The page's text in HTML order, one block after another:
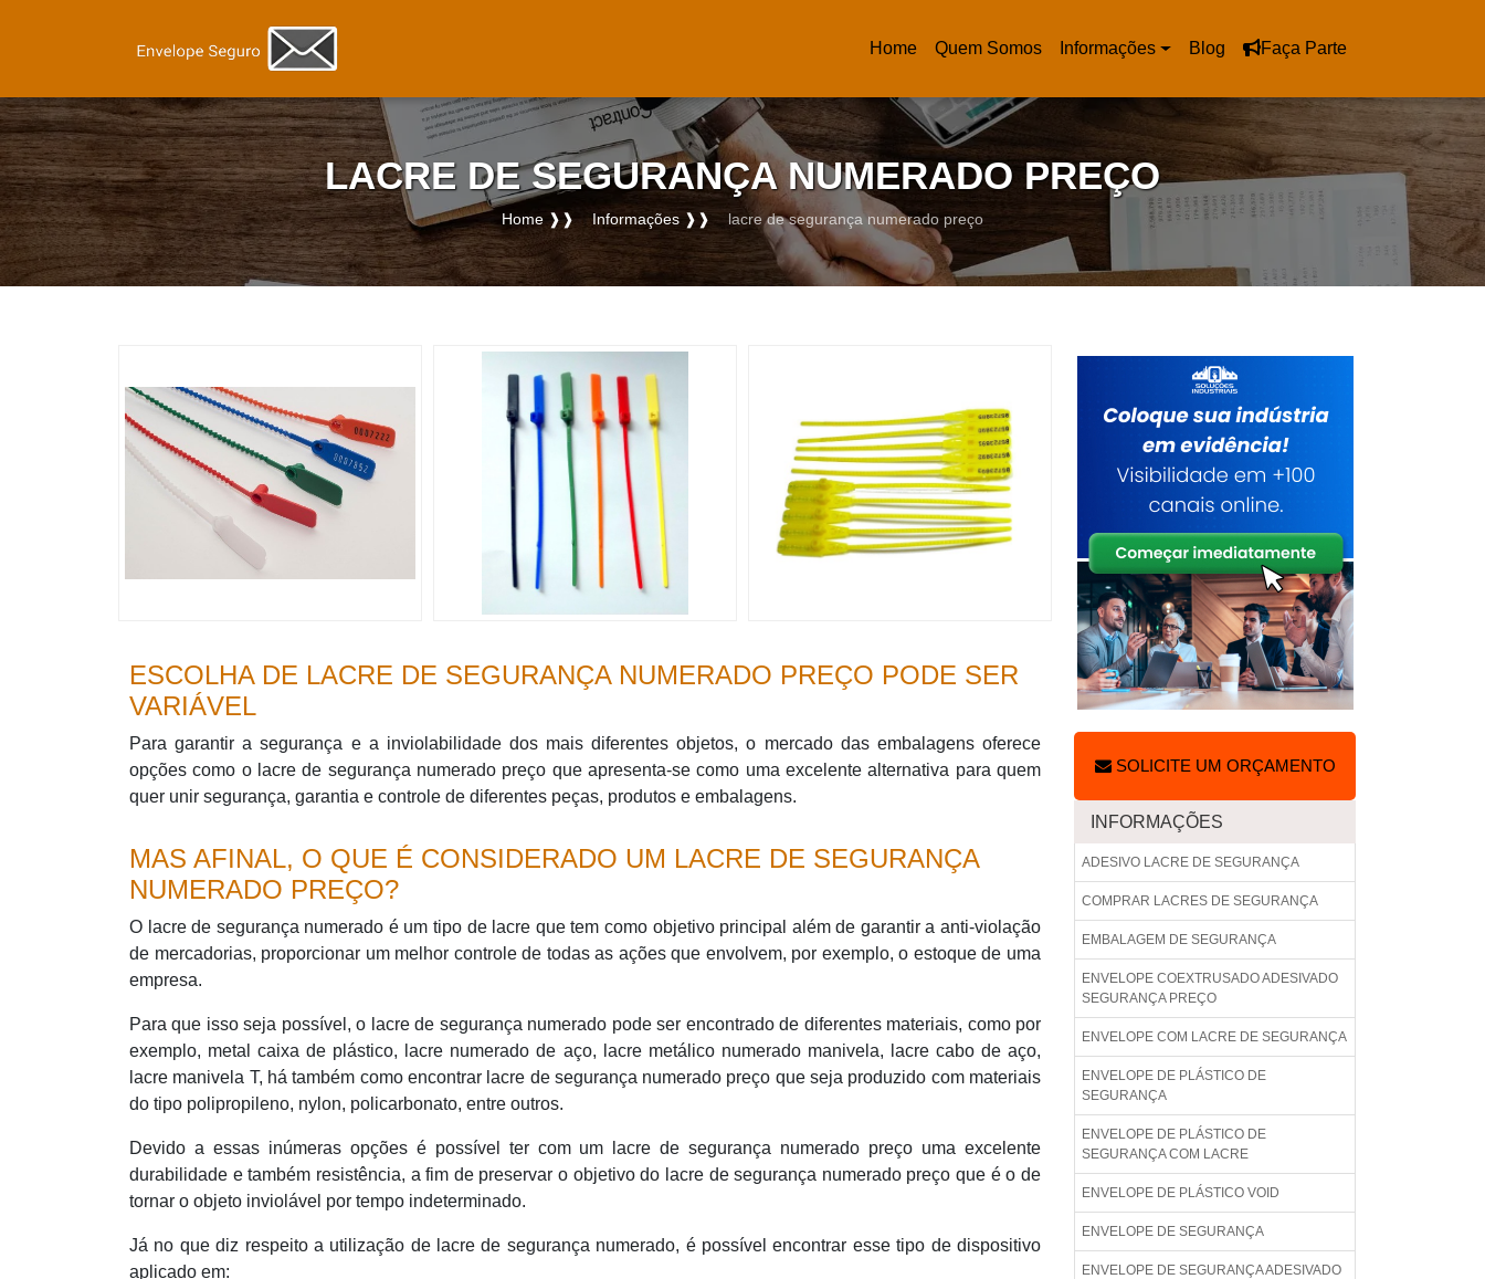
Home
(current)
Quem Somos Informações Blog Faça Parte
LACRE DE SEGURANÇA NUMERADO PREÇO
Home ❱❱ Informações ❱❱ lacre de segurança numerado preço
ESCOLHA DE LACRE DE SEGURANÇA NUMERADO PREÇO PODE SER
VARIÁVEL
Para garantir a segurança e a inviolabilidade dos mais diferentes objetos, o mercado das embalagens oferece
opções como o lacre de segurança numerado preço que apresenta-se como uma excelente alternativa para quem
quer unir segurança, garantia e controle de diferentes peças, produtos e embalagens.
MAS AFINAL, O QUE É CONSIDERADO UM LACRE DE SEGURANÇA
NUMERADO PREÇO?
O lacre de segurança numerado é um tipo de lacre que tem como objetivo principal além de garantir a anti-violação
de mercadorias, proporcionar um melhor controle de todas as ações que envolvem, por exemplo, o estoque de uma
empresa.
Para que isso seja possível, o lacre de segurança numerado pode ser encontrado de diferentes materiais, como por
exemplo, metal caixa de plástico, lacre numerado de aço, lacre metálico numerado manivela, lacre cabo de aço,
lacre manivela T, há também como encontrar lacre de segurança numerado preço que seja produzido com materiais
do tipo polipropileno, nylon, policarbonato, entre outros.
Devido a essas inúmeras opções é possível ter com um lacre de segurança numerado preço uma excelente
durabilidade e também resistência, a fim de preservar o objetivo do lacre de segurança numerado preço que é o de
tornar o objeto inviolável por tempo indeterminado.
Já no que diz respeito a utilização de lacre de segurança numerado, é possível encontrar esse tipo de dispositivo
aplicado em:
SOLICITE UM ORÇAMENTO
INFORMAÇÕES
ADESIVO LACRE DE SEGURANÇA
COMPRAR LACRES DE SEGURANÇA
EMBALAGEM DE SEGURANÇA
ENVELOPE COEXTRUSADO ADESIVADO
SEGURANÇA PREÇO
ENVELOPE COM LACRE DE SEGURANÇA
ENVELOPE DE PLÁSTICO DE
SEGURANÇA
ENVELOPE DE PLÁSTICO DE
SEGURANÇA COM LACRE
ENVELOPE DE PLÁSTICO VOID
ENVELOPE DE SEGURANÇA
ENVELOPE DE SEGURANÇA ADESIVADO